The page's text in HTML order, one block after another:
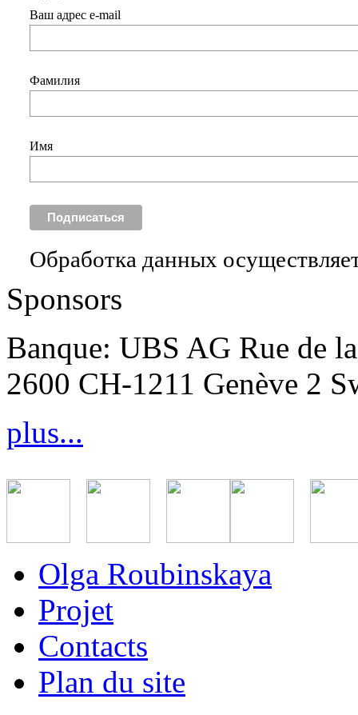
Ваш адрес e-mail
Фамилия
Имя
Обработка данных
Sponsors
Banque: UBS AG Rue de
2600 CH-1211 Genève 2
plus...
Olga Roubinskaya
Projet
Contacts
Plan du site